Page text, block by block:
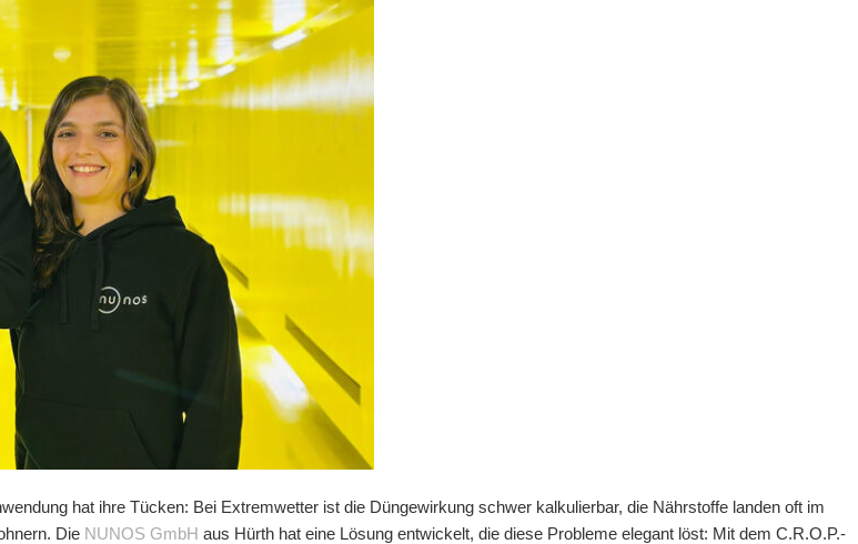
hat ihre Tücken: Bei Extremwetter ist die Düngewirkung schwer kalkulierbar, die Nährstoffe landen oft im
Die NUNOS GmbH aus Hürth hat eine Lösung entwickelt, die diese Probleme elegant löst: Mit dem C.R.O.P.-